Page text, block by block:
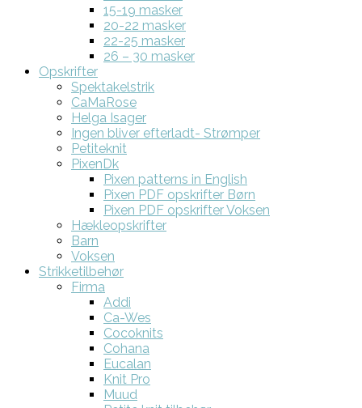
15-19 masker
20-22 masker
22-25 masker
26 – 30 masker
Opskrifter
Spektakelstrik
CaMaRose
Helga Isager
Ingen bliver efterladt- Strømper
Petiteknit
PixenDk
Pixen patterns in English
Pixen PDF opskrifter Børn
Pixen PDF opskrifter Voksen
Hækleopskrifter
Barn
Voksen
Strikketilbehør
Firma
Addi
Ca-Wes
Cocoknits
Cohana
Eucalan
Knit Pro
Muud